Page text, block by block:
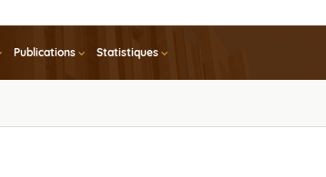
Publications Statistiques